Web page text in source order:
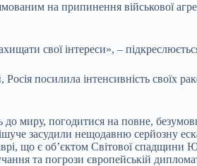
на припинення військової
свої інтереси», –
посилила інтенсивність своїх
до миру, погодитися на повне,
засудили нещодавню серйозну
що є об’єктом Світової спадщини
та погрози європейській